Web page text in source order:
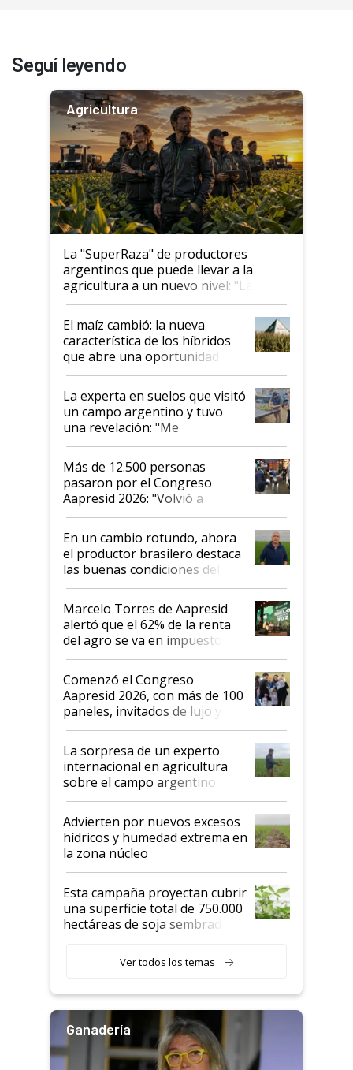
Seguí leyendo
Agricultura
La "SuperRaza" de productores
argentinos que puede llevar a la
agricultura a un nuevo nivel: "Las
posibilidades de crecimiento son
infinitas"
El maíz cambió: la nueva
característica de los híbridos
que abre una oportunidad en
el lote
La experta en suelos que visitó
un campo argentino y tuvo
una revelación: "Me
impresionó mucho"
Más de 12.500 personas
pasaron por el Congreso
Aapresid 2026: "Volvió a
demostrar que hablar del
suelo es hablar de todo el
sistema productivo"
En un cambio rotundo, ahora
el productor brasilero destaca
las buenas condiciones del
agro argentino para invertir:
"Los veo más motivados"
Marcelo Torres de Aapresid
alertó que el 62% de la renta
del agro se va en impuestos:
"No es bueno que en
Argentina se sigan discutiendo
las mismas cosas de hace 50
años"
Comenzó el Congreso
Aapresid 2026, con más de 100
paneles, invitados de lujo y
todas las tendencias
La sorpresa de un experto
internacional en agricultura
sobre el campo argentino:
"Estoy muy impresionado"
Advierten por nuevos excesos
hídricos y humedad extrema en
la zona núcleo
Esta campaña proyectan cubrir
una superficie total de 750.000
hectáreas de soja sembradas
variedades que marcan un
salto tecnológico en genética y
Ver todos los temas
Ganadería